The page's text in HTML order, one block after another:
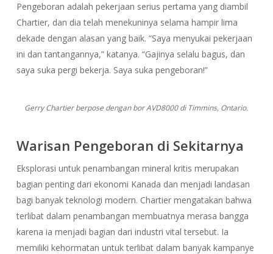
Pengeboran adalah pekerjaan serius pertama yang diambil
Chartier, dan dia telah menekuninya selama hampir lima
dekade dengan alasan yang baik. “Saya menyukai pekerjaan
ini dan tantangannya,” katanya. “Gajinya selalu bagus, dan
saya suka pergi bekerja. Saya suka pengeboran!”
Gerry Chartier berpose dengan bor AVD8000 di Timmins, Ontario.
Warisan Pengeboran di Sekitarnya
Eksplorasi untuk penambangan mineral kritis merupakan
bagian penting dari ekonomi Kanada dan menjadi landasan
bagi banyak teknologi modern. Chartier mengatakan bahwa
terlibat dalam penambangan membuatnya merasa bangga
karena ia menjadi bagian dari industri vital tersebut. Ia
memiliki kehormatan untuk terlibat dalam banyak kampanye